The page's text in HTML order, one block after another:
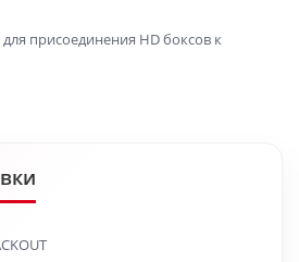
присоединения HD боксов к